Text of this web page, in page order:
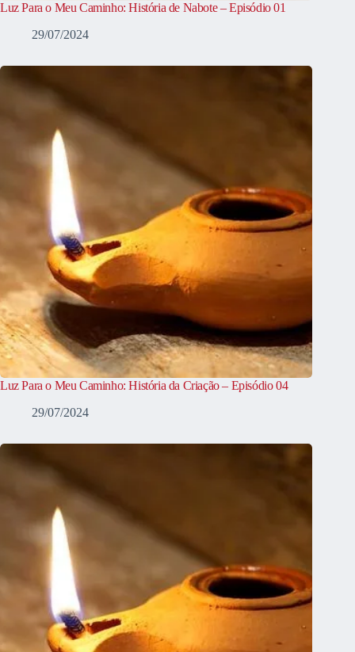
Luz Para o Meu Caminho: História de Nabote – Episódio 01
29/07/2024
Luz Para o Meu Caminho: História da Criação – Episódio 04
29/07/2024